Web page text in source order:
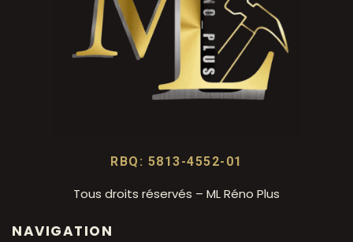
RBQ: 5813-4552-01
Tous droits réservés – ML Réno Plus
NAVIGATION